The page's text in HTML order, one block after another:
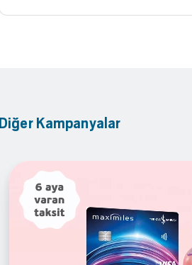
Diğer Kampanyalar